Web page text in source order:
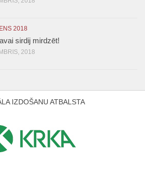
2018
sirdij mirdzēt!
2018
IZDOŠANU ATBALSTA